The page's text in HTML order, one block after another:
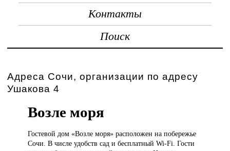
Контакты
Поиск
Адреса Сочи, организации по адресу
Ушакова 4
Возле моря
Гостевой дом«Возле моря» расположен на побережье
Сочи. В числе удобств сад и бесплатный Wi-Fi. Гости